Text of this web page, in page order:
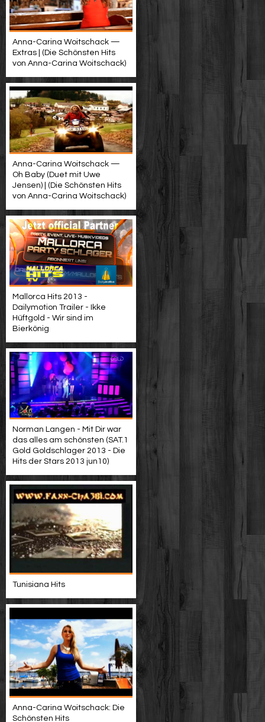
Anna-Carina Woitschack —
Extras | (Die Schönsten Hits
von Anna-Carina Woitschack)
Anna-Carina Woitschack —
Oh Baby (Duet mit Uwe
Jensen) | (Die Schönsten Hits
von Anna-Carina Woitschack)
Mallorca Hits 2013 -
Dailymotion Trailer - Ikke
Hüftgold - Wir sind im
Bierkönig
Norman Langen - Mit Dir war
das alles am schönsten (SAT.1
Gold Goldschlager 2013 - Die
Hits der Stars 2013 jun10)
Tunisiana Hits
Anna-Carina Woitschack: Die
Schönsten Hits